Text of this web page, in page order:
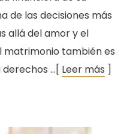
de las decisiones más
allá del amor y el
matrimonio también es
…[ Leer más ]